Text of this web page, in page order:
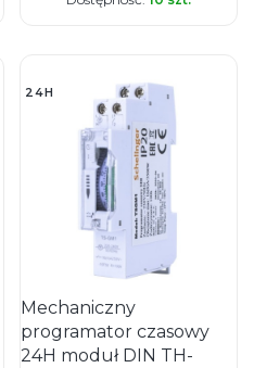
24H
Mechaniczny
programator czasowy
24H moduł DIN TH-